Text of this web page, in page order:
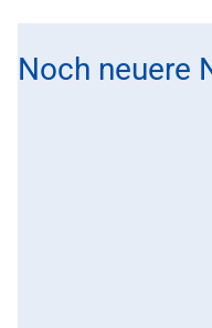
Noch neuere